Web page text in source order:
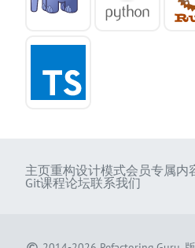
主页重构设计模式会员专属内
Git课程论坛联系我们